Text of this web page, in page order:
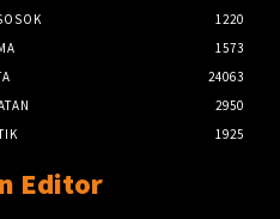
1220
1573
24063
2950
1925
Editor